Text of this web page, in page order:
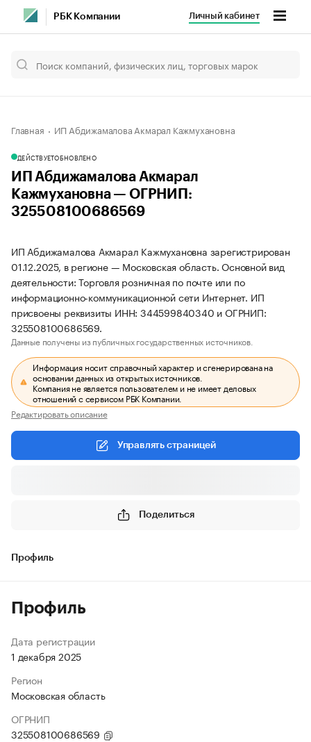
РБК Компании Личный кабинет
Главная ИП Абдижамалова Акмарал Кажмухановна
ДЕЙСТВУЕТОБНОВЛЕНО
ИП Абдижамалова Акмарал
Кажмухановна — ОГРНИП:
325508100686569
ИП Абдижамалова Акмарал Кажмухановна зарегистрирован
01.12.2025, в регионе — Московская область. Основной вид
деятельности: Торговля розничная по почте или по
информационно-коммуникационной сети Интернет. ИП
присвоены реквизиты ИНН: 344599840340 и ОГРНИП:
325508100686569.
Данные получены из публичных государственных источников.
Информация носит справочный характер и сгенерирована на
основании данных из открытых источников.
Компания не является пользователем и не имеет деловых
отношений с сервисом РБК Компании.
Редактировать описание
Управлять страницей
Поделиться
Профиль
Профиль
Дата регистрации
1 декабря 2025
Регион
Московская область
ОГРНИП
325508100686569